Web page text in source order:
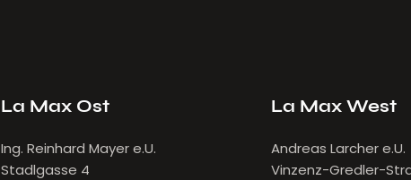
La Max Ost
Ing. Reinhard Mayer e.U.
Stadlgasse 4
La Max West
Andreas Larcher e.U.
Vinzenz-Gredler-